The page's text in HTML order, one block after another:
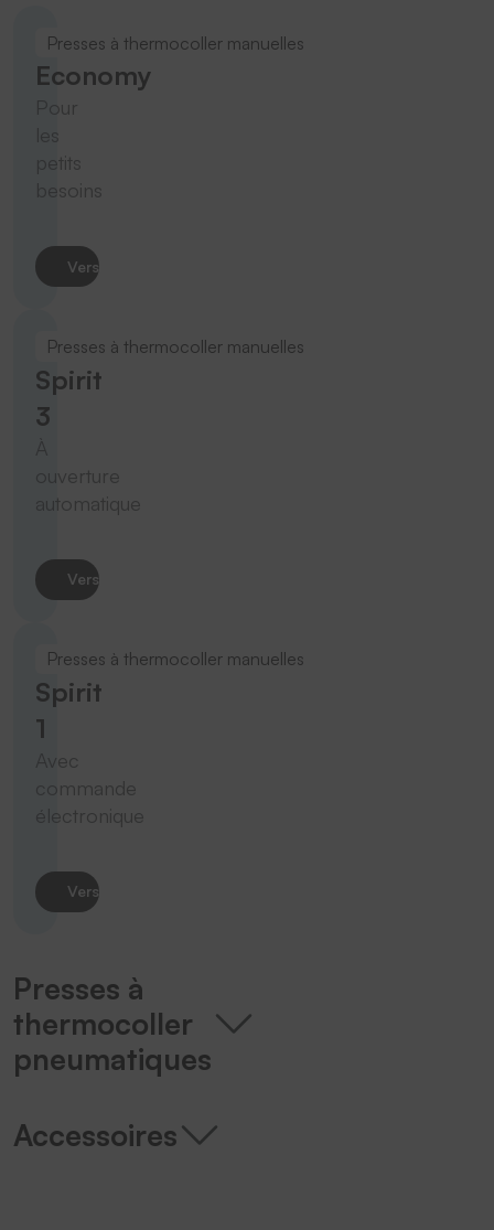
Presses à thermocoller manuelles
Economy
Pour
les
petits
besoins
Vers le produit
Presses à thermocoller manuelles
Spirit
3
ouverture
automatique
Vers le produit
Presses à thermocoller manuelles
Spirit
1
Avec
commande
électronique
Vers le produit
Presses à
thermocoller
pneumatiques
Accessoires